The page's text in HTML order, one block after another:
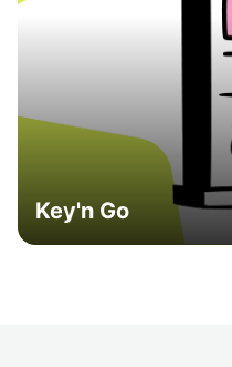
Key'n Go